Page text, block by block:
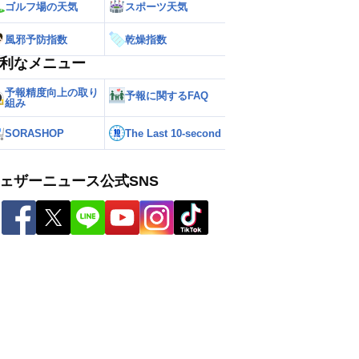
ゴルフ場の天気 スポーツ天気
風邪予防指数 乾燥指数
なメニュー
予報精度向上の取り
組み
予報に関するFAQ
SORASHOP The Last 10-second
ザーニュース公式SNS